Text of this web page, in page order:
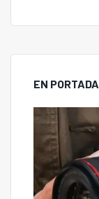
EN PORTADA